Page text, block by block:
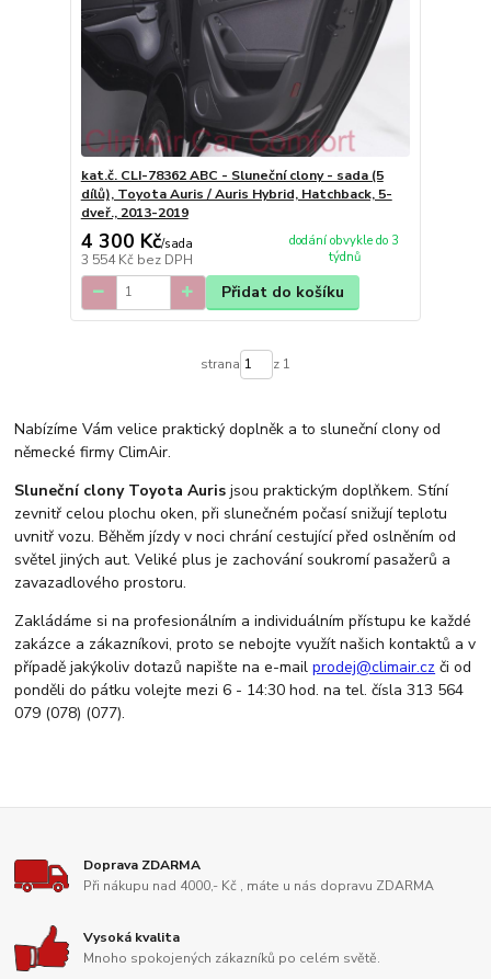
kat.č. CLI-78362 ABC - Sluneční clony - sada (5
dílů), Toyota Auris / Auris Hybrid, Hatchback, 5-
dveř., 2013-2019
4 300 Kč/sada
3 554 Kč bez DPH
dodání obvykle do 3
týdnů
Přidat do košíku
strana z 1
Nabízíme Vám velice praktický doplněk a to sluneční clony od
německé firmy ClimAir.
Sluneční clony Toyota Auris jsou praktickým doplňkem. Stíní
zevnitř celou plochu oken, při slunečném počasí snižují teplotu
uvnitř vozu. Běhěm jízdy v noci chrání cestující před oslněním od
světel jiných aut. Veliké plus je zachování soukromí pasažerů a
zavazadlového prostoru.
Zakládáme si na profesionálním a individuálním přístupu ke každé
zakázce a zákazníkovi, proto se nebojte využít našich kontaktů a v
případě jakýkoliv dotazů napište na e-mailprodej@climair.cz či od
ponděli do pátku volejte mezi 6 - 14:30 hod. na tel. čísla 313 564
079 (078) (077).
Doprava ZDARMA
Při nákupu nad 4000,- Kč , máte u nás dopravu ZDARMA
Vysoká kvalita
Mnoho spokojených zákazníků po celém světě.